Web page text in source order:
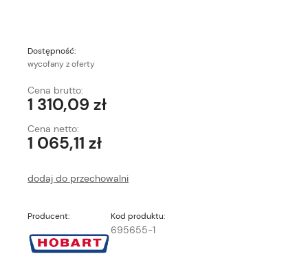
Dostępność:
wycofany z oferty
Cena brutto:
1 310,09 zł
Cena netto:
1 065,11 zł
dodaj do przechowalni
Producent: Kod produktu:
695655-1